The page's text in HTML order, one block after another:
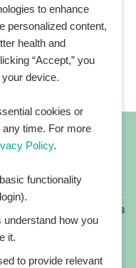
HEALTHPLATZ™ is
Co., Ltd.
products are for
does not
to enhance
personalized content,
health and
“Accept,” you
device.
cookies or
time. For more
Policy.
functionality
understand how you
it.
to provide relevant